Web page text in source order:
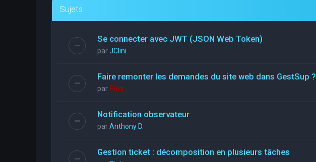
Sujets
Se connecter avec JWT (JSON Web Token)
parJClini
Faire remonter les demandes du site web dans GestSup ?
par Flox
Notification observateur
parAnthony D.
Gestion ticket : décomposition en plusieurs tâches